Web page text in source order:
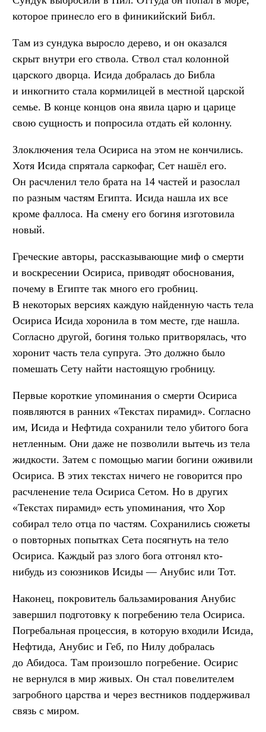
которое принесло его в финикийский Библ.
Там из сундука выросло дерево, и он оказался
скрыт внутри его ствола. Ствол стал колонной
царского дворца. Исида добралась до Библа
и инкогнито стала кормилицей в местной царской
семье. В конце концов она явила царю и царице
свою сущность и попросила отдать ей колонну.
Злоключения тела Осириса на этом не кончились.
Хотя Исида спрятала саркофаг, Сет нашёл его.
Он расчленил тело брата на 14 частей и разослал
по разным частям Египта. Исида нашла их все
кроме фаллоса. На смену его богиня изготовила
новый.
Греческие авторы, рассказывающие миф о смерти
и воскресении Осириса, приводят обоснования,
почему в Египте так много его гробниц.
В некоторых версиях каждую найденную часть тела
Осириса Исида хоронила в том месте, где нашла.
Согласно другой, богиня только притворялась, что
хоронит часть тела супруга. Это должно было
помешать Сету найти настоящую гробницу.
Первые короткие упоминания о смерти Осириса
появляются в ранних «Текстах пирамид». Согласно
им, Исида и Нефтида сохранили тело убитого бога
нетленным. Они даже не позволили вытечь из тела
жидкости. Затем с помощью магии богини оживили
Осириса. В этих текстах ничего не говорится про
расчленение тела Осириса Сетом. Но в других
«Текстах пирамид» есть упоминания, что Хор
собирал тело отца по частям. Сохранились сюжеты
о повторных попытках Сета посягнуть на тело
Осириса. Каждый раз злого бога отгонял кто-
нибудь из союзников Исиды — Анубис или Тот.
Наконец, покровитель бальзамирования Анубис
завершил подготовку к погребению тела Осириса.
Погребальная процессия, в которую входили Исида,
Нефтида, Анубис и Геб, по Нилу добралась
до Абидоса. Там произошло погребение. Осирис
не вернулся в мир живых. Он стал повелителем
загробного царства и через вестников поддерживал
связь с миром.